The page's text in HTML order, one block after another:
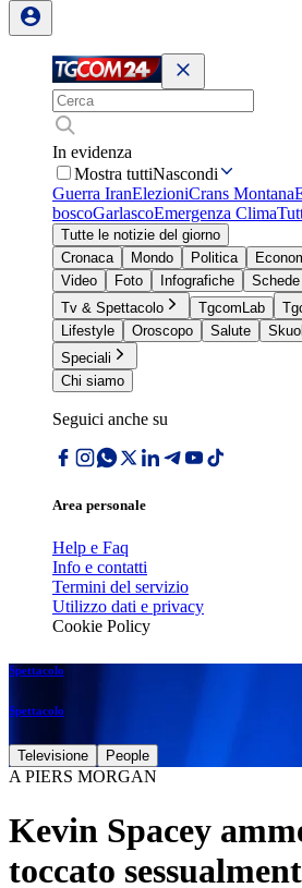
In evidenza
Mostra tuttiNascondi
Guerra IranElezioniCrans Montana
boscoGarlascoEmergenza Clima
Tutte le notizie del giorno
Cronaca
Mondo Politica
Video
Foto Infografiche
Schede
Tv & Spettacolo
TgcomLab
Lifestyle
Oroscopo Salute
Speciali
Chi siamo
Seguici anche su
Area personale
Help e Faq
Info e contatti
Termini del servizio
Utilizzo dati e privacy
Cookie Policy
Spettacolo
Spettacolo
Televisione People
A PIERS MORGAN
Kevin Spacey
toccato